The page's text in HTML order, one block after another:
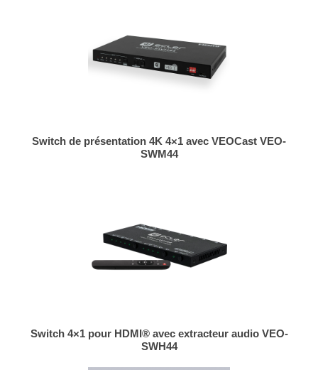
Switch de présentation 4K 4×1 avec VEOCast VEO-
SWM44
Switch 4×1 pour HDMI® avec extracteur audio VEO-
SWH44